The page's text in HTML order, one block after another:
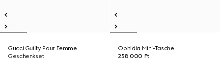
Gucci Guilty Pour Femme
Geschenkset
Ophidia Mini-Tasche
258 000 Ft